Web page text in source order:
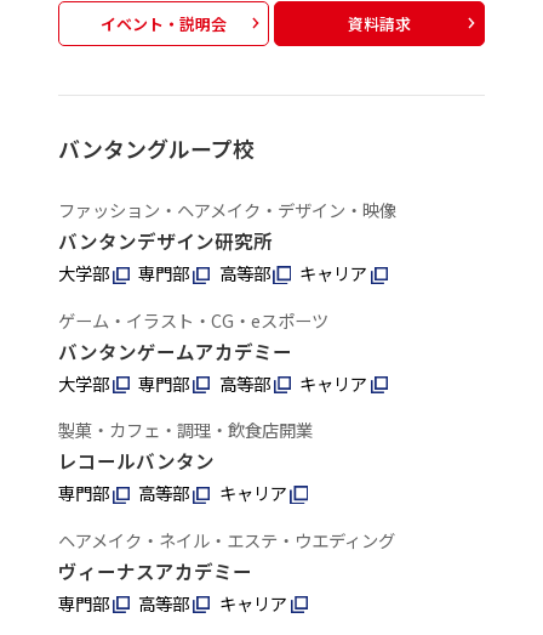
イベント・説明会 資料請求
バンタングループ校
ファッション・ヘアメイク・デザイン・映像
バンタンデザイン研究所
大学部 専門部 高等部
キャリア
ゲーム・イラスト・CG・eスポーツ
バンタンゲームアカデミー
大学部 専門部 高等部
キャリア
製菓・カフェ・調理・飲食店開業
レコールバンタン
専門部 高等部
キャリア
ヘアメイク・ネイル・エステ・ウエディング
ヴィーナスアカデミー
専門部 高等部
キャリア